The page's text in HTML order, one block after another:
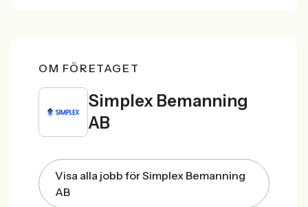
OM FÖRETAGET
Simplex Bemanning
AB
Visa alla jobb för Simplex Bemanning
AB